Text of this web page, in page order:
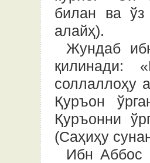
билан ва ўз
алайҳ).
Жундаб
қилинади:
соллаллоҳу
Қуръон
Қуръонни
(Саҳиҳу
Ибн Аббос